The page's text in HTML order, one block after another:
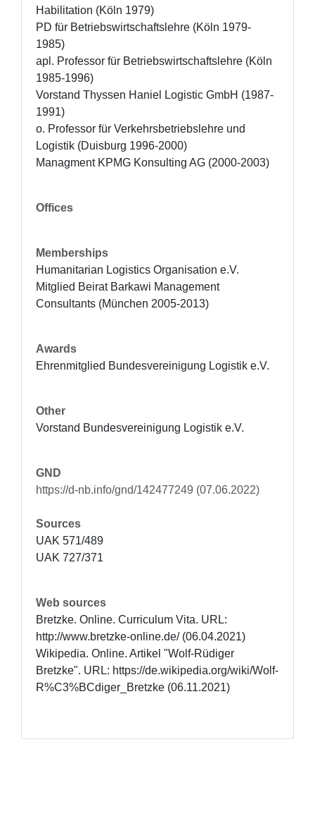
Habilitation (Köln 1979)
PD für Betriebswirtschaftslehre (Köln 1979-
1985)
apl. Professor für Betriebswirtschaftslehre (Köln
1985-1996)
Vorstand Thyssen Haniel Logistic GmbH (1987-
1991)
o. Professor für Verkehrsbetriebslehre und
Logistik (Duisburg 1996-2000)
Managment KPMG Konsulting AG (2000-2003)
Offices
Memberships
Humanitarian Logistics Organisation e.V.
Mitglied Beirat Barkawi Management
Consultants (München 2005-2013)
Awards
Ehrenmitglied Bundesvereinigung Logistik e.V.
Other
Vorstand Bundesvereinigung Logistik e.V.
GND
https://d-nb.info/gnd/142477249 (07.06.2022)
Sources
UAK 571/489
UAK 727/371
Web sources
Bretzke. Online. Curriculum Vita. URL:
http://www.bretzke-online.de/ (06.04.2021)
Wikipedia. Online. Artikel "Wolf-Rüdiger
Bretzke". URL: https://de.wikipedia.org/wiki/Wolf-
R%C3%BCdiger_Bretzke (06.11.2021)